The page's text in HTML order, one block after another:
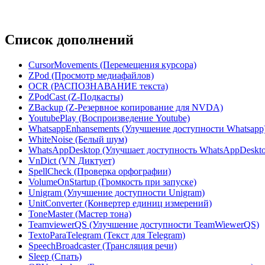
Список дополнений
CursorMovements (Перемещения курсора)
ZPod (Просмотр медиафайлов)
OCR (РАСПОЗНАВАНИЕ текста)
ZPodCast (Z-Подкасты)
ZBackup (Z-Резервное копирование для NVDA)
YoutubePlay (Воспроизведение Youtube)
WhatsappEnhansements (Улучшение доступности
WhiteNoise (Белый шум)
WhatsAppDesktop (Улучшает доступность
VnDict (VN Диктует)
SpellCheck (Проверка орфографии)
VolumeOnStartup (Громкость при запуске)
Unigram (Улучшение доступности Unigram)
UnitConverter (Конвертер единиц измерений)
ToneMaster (Мастер тона)
TeamviewerQS (Улучшение доступности TeamWiewerQS)
TextoParaTelegram (Текст для Telegram)
SpeechBroadcaster (Трансляция речи)
Sleep (Спать)